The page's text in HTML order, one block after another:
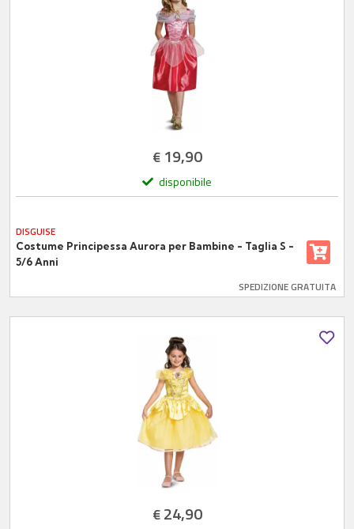
€19,90
disponibile
DISGUISE
Costume Principessa Aurora per Bambine - Taglia S -
5/6 Anni
SPEDIZIONE GRATUITA
€24,90